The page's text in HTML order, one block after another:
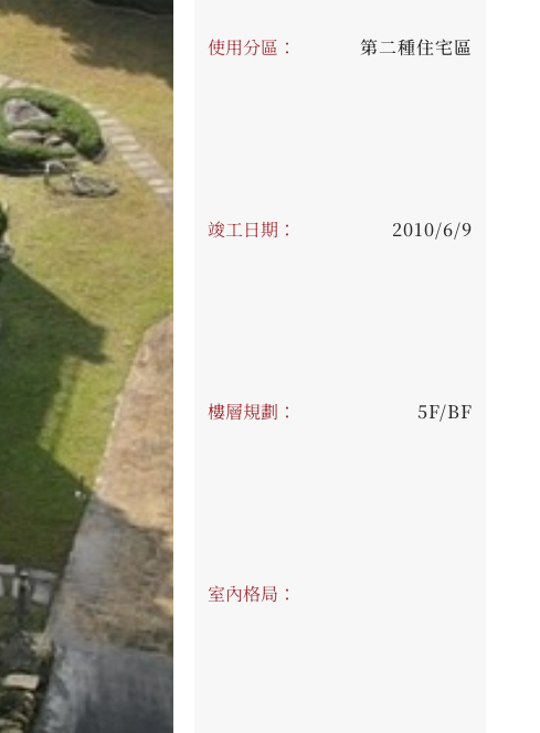
使用分區： 第二種住宅區
竣工日期： 2010/6/9
樓層規劃： 5F/BF
室內格局：